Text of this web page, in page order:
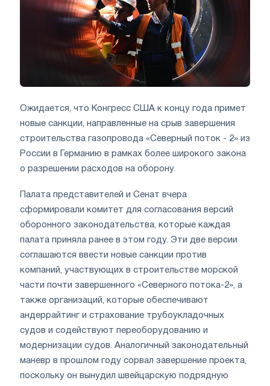
Ожидается, что Конгресс США к концу года примет
новые санкции, направленные на срыв завершения
строительства газопровода «Северный поток - 2» из
России в Германию в рамках более широкого закона
о разрешении расходов на оборону.
Палата представителей и Сенат вчера
сформировали комитет для согласования версий
оборонного законодательства, которые каждая
палата приняла ранее в этом году. Эти две версии
соглашаются ввести новые санкции против
компаний, участвующих в строительстве морской
части почти завершенного «Северного потока-2», а
также организаций, которые обеспечивают
андеррайтинг и страхование трубоукладочных
судов и содействуют переоборудованию и
модернизации судов. Аналогичный законодательный
маневр в прошлом году сорвал завершение проекта,
поскольку он вынудил швейцарскую подрядную